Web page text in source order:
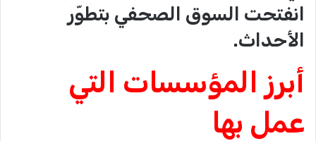
انفتحت السوق الصحفي بتطوّر
الأحداث.
أبرز المؤسسات التي
عمل بها